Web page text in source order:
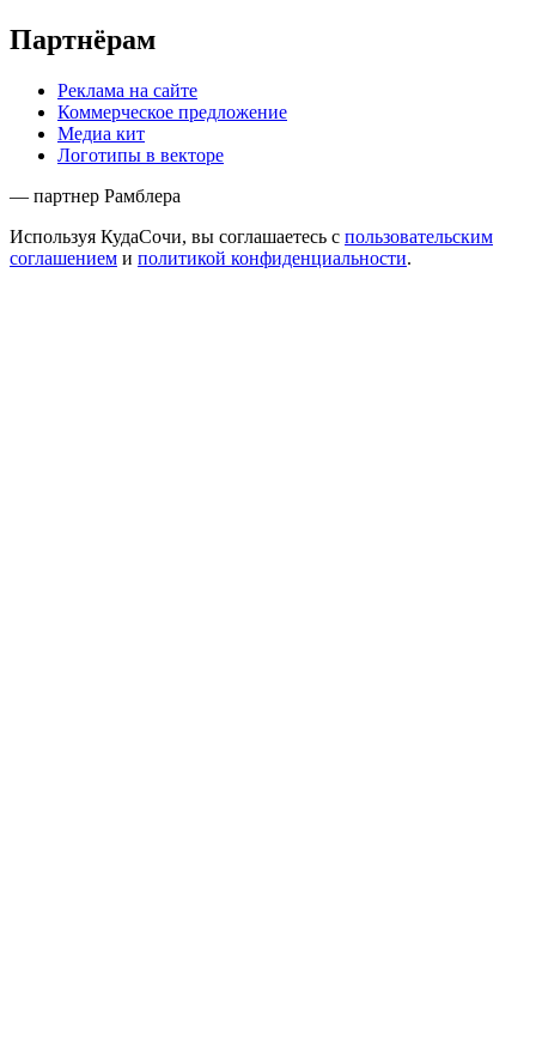
Партнёрам
Реклама на сайте
Коммерческое предложение
Медиа кит
Логотипы в векторе
— партнер Рамблера
Используя КудаСочи, вы соглашаетесь с пользовательским
соглашением и политикой конфиденциальности.